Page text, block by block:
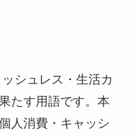
シュレス・生活カ
たす用語です。本
人消費・キャッシ